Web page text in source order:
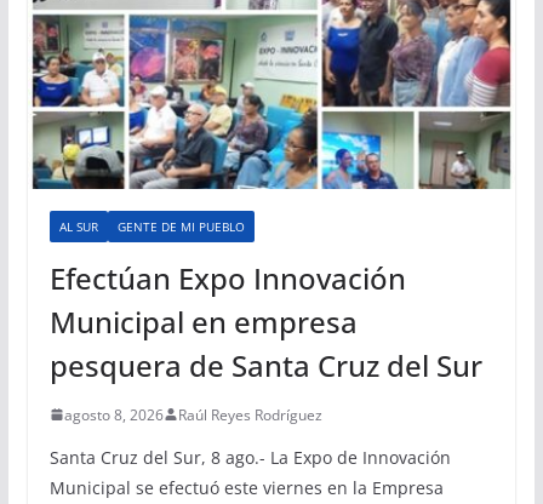
AL SUR GENTE DE MI PUEBLO
Efectúan Expo Innovación
Municipal en empresa
pesquera de Santa Cruz del Sur
agosto 8, 2026 Raúl Reyes Rodríguez
Santa Cruz del Sur, 8 ago.- La Expo de Innovación
Municipal se efectuó este viernes en la Empresa